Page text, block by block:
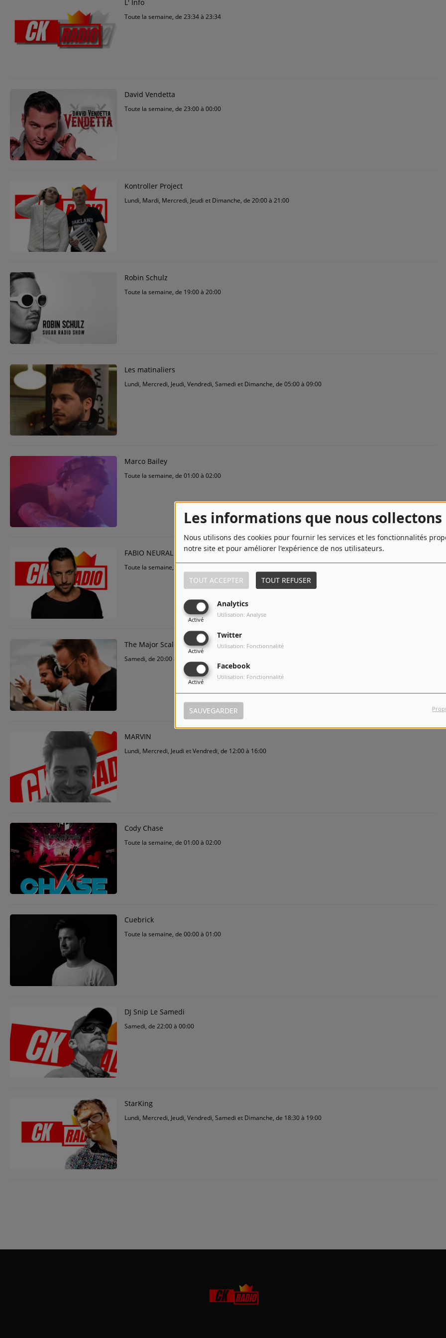
Les informations que nous collectons
Nous utilisons des cookies pour fournir les services et les fonctionnalités
notre site et pour améliorer l'expérience de nos utilisateurs.
TOUT ACCEPTER TOUT REFUSER
Analytics
Activé
Utilisation: Analyse
Twitter
Activé
Utilisation: Fonctionnalité
Facebook
Activé
Utilisation: Fonctionnalité
SAUVEGARDER
Contact
Fréquences
Recherche d'un titre
L' Info
Toute la semaine, de 23:34 à 23:34
David Vendetta
Toute la semaine, de 23:00 à 00:00
Kontroller Project
Lundi, Mardi, Mercredi, Jeudi et Dimanche, de 20:00 à 21:00
Robin Schulz
Toute la semaine, de 19:00 à 20:00
Les matinaliers
Lundi, Mercredi, Jeudi, Vendredi, Samedi et Dimanche, de 05:00 à 09:00
Marco Bailey
Toute la semaine, de 01:00 à 02:00
FABIO NEURAL
Toute la semaine, de 22:00 à 23:00
The Major Scales
Samedi, de 20:00 à 22:00
MARVIN
Lundi, Mercredi, Jeudi et Vendredi, de 12:00 à 16:00
Cody Chase
Toute la semaine, de 01:00 à 02:00
Cuebrick
Toute la semaine, de 00:00 à 01:00
DJ Snip Le Samedi
Samedi, de 22:00 à 00:00
StarKing
Lundi, Mercredi, Jeudi, Vendredi, Samedi et Dimanche, de 18:30 à 19:00